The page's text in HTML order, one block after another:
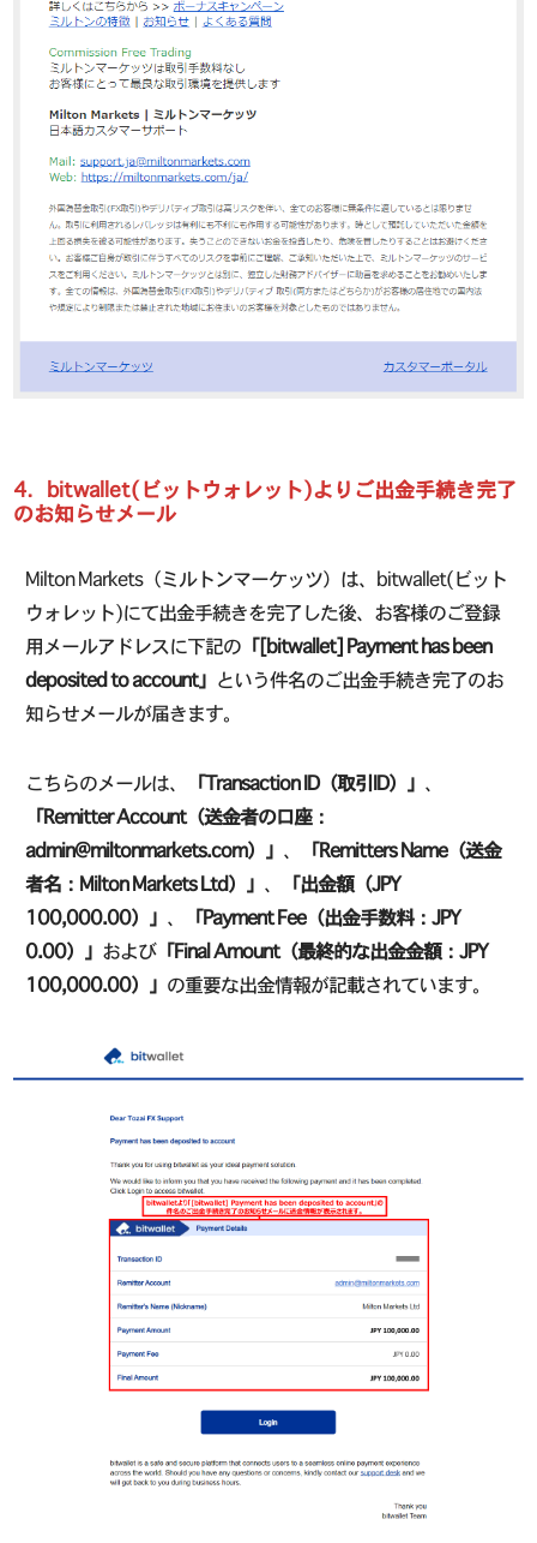
4．bitwallet(ビットウォレット)よりご出金手続き完了
のお知らせメール
Milton Markets（ミルトンマーケッツ）は、bitwallet(ビット
ウォレット)にて出金手続きを完了した後、お客様のご登録
用メールアドレスに下記の 「[bitwallet] Payment has been
deposited to account」 という件名のご出金手続き完了のお
知らせメールが届きます。
こちらのメールは、 「Transaction ID（取引ID）」 、
「Remitter Account（送金者の口座：
admin@miltonmarkets.com）」 、
「Remitters Name（送金
者名：Milton Markets Ltd）」 、
「出金額（JPY
100,000.00）」 、
「Payment Fee（出金手数料：JPY
0.00）」 および「Final Amount（最終的な出金金額：JPY
100,000.00）」 の重要な出金情報が記載されています。